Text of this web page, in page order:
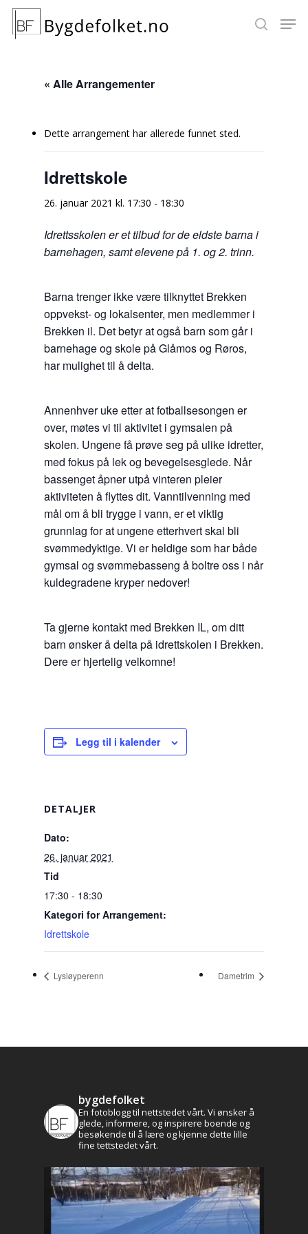
Hit enter to search or ESC to close
« Alle Arrangementer
Dette arrangement har allerede funnet sted.
Idrettskole
26. januar 2021 kl. 17:30 - 18:30
Idrettsskolen er et tilbud for de eldste barna i
barnehagen, samt elevene på 1. og 2. trinn.
Barna trenger ikke være tilknyttet Brekken
oppvekst- og lokalsenter, men medlemmer i
Brekken il. Det betyr at også barn som går i
barnehage og skole på Glåmos og Røros,
har mulighet til å delta.
Annenhver uke etter at fotballsesongen er
over, møtes vi til aktivitet i gymsalen på
skolen. Ungene få prøve seg på ulike idretter,
med fokus på lek og bevegelsesglede. Når
bassenget åpner utpå vinteren pleier
aktiviteten å flyttes dit. Vanntilvenning med
mål om å bli trygge i vann, er et viktig
grunnlag for at ungene etterhvert skal bli
svømmedyktige. Vi er heldige som har både
gymsal og svømmebasseng å boltre oss i når
kuldegradene kryper nedover!
Ta gjerne kontakt med Brekken IL, om ditt
barn ønsker å delta på idrettskolen i Brekken.
Dere er hjertelig velkomne!
Legg til i kalender
DETALJER
Dato:
26. januar 2021
Tid
17:30 - 18:30
Kategori for Arrangement:
Idrettskole
Lysløyperenn Dametrim
bygdefolket
En fotoblogg til nettstedet vårt. Vi ønsker å
glede, informere, og inspirere boende og
besøkende til å lære og kjenne dette lille
fine tettstedet vårt.
Aktuelt